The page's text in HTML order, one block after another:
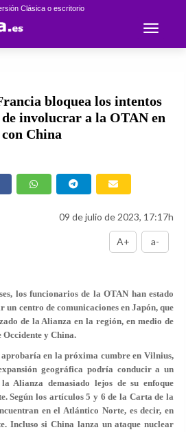
Clásica o escritorio
Toggle
bloquea los intentos
de involucrar a la OTAN en
China
09 de julio de 2023, 17:17h
A+ a-
los funcionarios de la OTAN han estado
centro de comunicaciones en Japón, que
de la Alianza en la región, en medio de
Occidente y China.
aprobaría en la próxima cumbre en Vilnius,
geográfica podría conducir a un
Alianza demasiado lejos de su enfoque
Según los artículos 5 y 6 de la Carta de la
en el Atlántico Norte, es decir, en
Incluso si China lanza un ataque nuclear